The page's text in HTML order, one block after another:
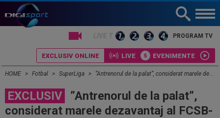
PROGRAM TV
EXCLUSIV ONLINE LIVE EVENIMENTE
HOME Fotbal SuperLiga ”Antrenorul de la palat”, considerat marele dezavantaj al FCSB-ului în lupta la titlu
EXCLUSIV
”Antrenorul de la palat”,
considerat marele dezavantaj al FCSB-